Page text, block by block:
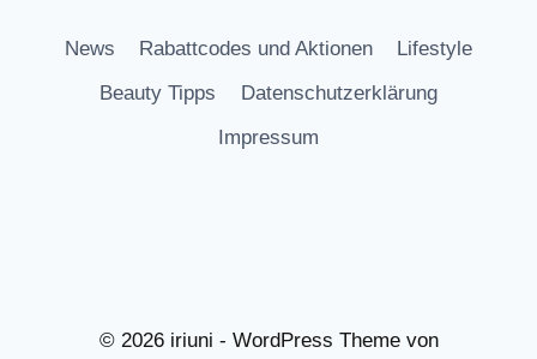
News Rabattcodes und Aktionen
Lifestyle
Beauty Tipps
Datenschutzerklärung
Impressum
© 2026 iriuni - WordPress Theme von